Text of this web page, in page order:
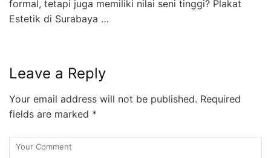
formal, tetapi juga memiliki nilai seni tinggi? Plakat
Estetik di Surabaya …
Leave a Reply
Your email address will not be published. Required
fields are marked *